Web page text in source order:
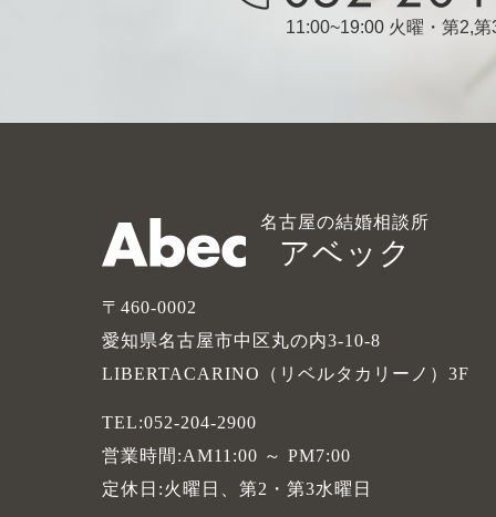
11:00~19:00 火曜・第2,
名古屋の結婚相談所
アベック
〒460-0002
愛知県名古屋市中区丸の内3-10-8
LIBERTACARINO（リベルタカリーノ）3F
TEL:052-204-2900
営業時間:AM11:00 ～ PM7:00
定休日:火曜日、第2・第3水曜日